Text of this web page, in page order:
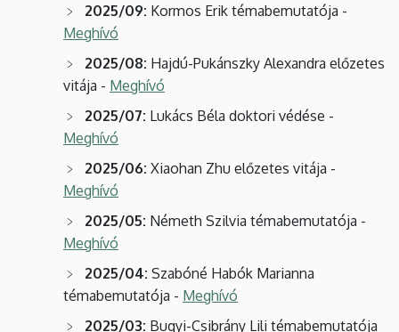
2025/09: Kormos Erik témabemutatója -
Meghívó
2025/08: Hajdú-Pukánszky Alexandra előzetes
vitája - Meghívó
2025/07: Lukács Béla doktori védése -
Meghívó
2025/06: Xiaohan Zhu előzetes vitája -
Meghívó
2025/05: Németh Szilvia témabemutatója -
Meghívó
2025/04: Szabóné Habók Marianna
témabemutatója - Meghívó
2025/03: Bugyi-Csibrány Lili témabemutatója